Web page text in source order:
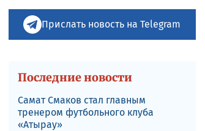
Прислать новость на Telegram
Последние новости
Самат Смаков стал главным
тренером футбольного клуба
«Атырау»